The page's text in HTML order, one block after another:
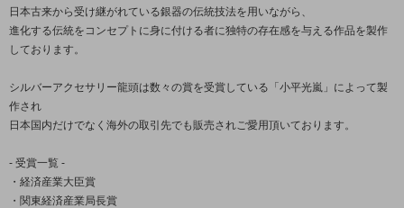
日本古来から受け継がれている銀器の伝統技法を用いながら、
進化する伝統をコンセプトに身に付ける者に独特の存在感を与える作品を製作
しております。
シルバーアクセサリー龍頭は数々の賞を受賞している「小平光嵐」によって製
作され
日本国内だけでなく海外の取引先でも販売されご愛用頂いております。
- 受賞一覧 -
・経済産業大臣賞
・関東経済産業局長賞